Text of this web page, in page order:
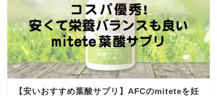
【安いおすすめ葉酸サプリ】AFCのmiteteを妊